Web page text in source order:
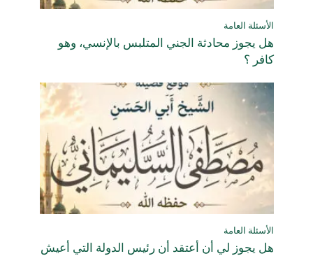
الأسئلة العامة
هل يجوز محادثة الجني المتلبس بالإنسي، وهو
كافر ؟
الأسئلة العامة
هل يجوز لي أن أعتقد أن رئيس الدولة التي أعيش